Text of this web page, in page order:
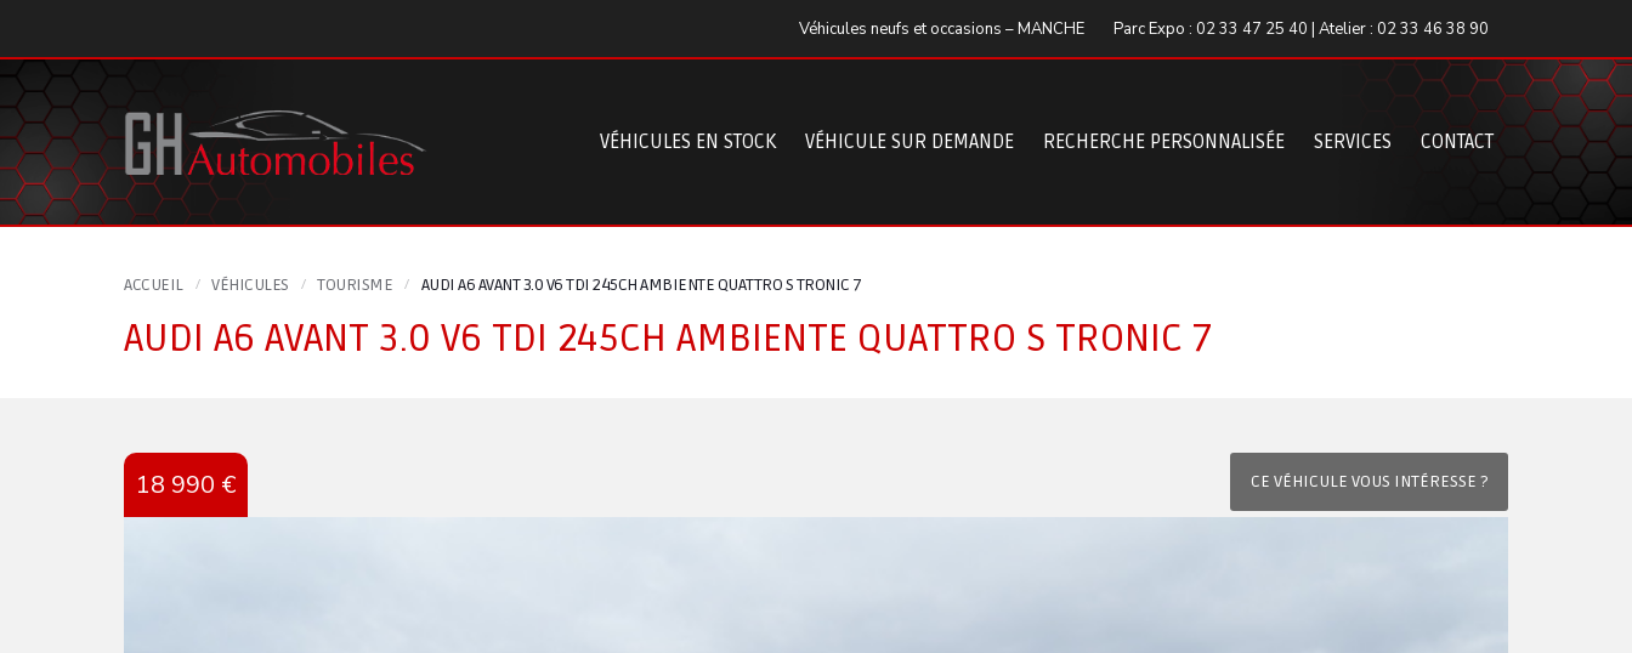
Véhicules neufs et occasions – MANCHE Parc Expo : 02 33 47 25 40 | Atelier : 02 33 46 38 90
VÉHICULES EN STOCK VÉHICULE SUR DEMANDE RECHERCHE PERSONNALISÉE SERVICES CONTACT
ACCUEIL VÉHICULES TOURISME AUDI A6 AVANT 3.0 V6 TDI 245CH AMBIENTE QUATTRO S TRONIC 7
AUDI A6 AVANT 3.0 V6 TDI 245CH AMBIENTE QUATTRO S TRONIC 7
18 990 € CE VÉHICULE VOUS INTÉRESSE ?